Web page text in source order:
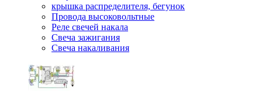
крышка распределителя, бегунок
Провода высоковольтные
Реле свечей накала
Свеча зажигания
Свеча накаливания